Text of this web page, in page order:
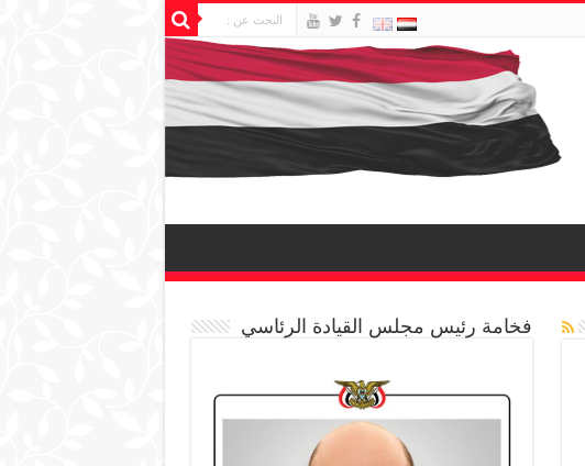
فخامة رئيس مجلس القيادة الرئاسي